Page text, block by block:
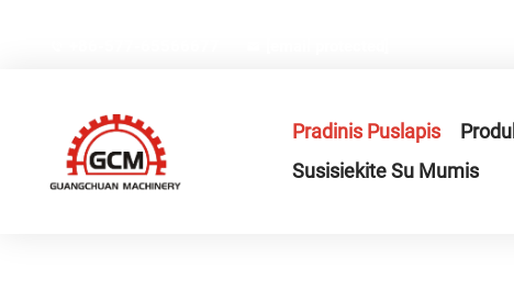
Pradinis Puslapis
Susisiekite Su Mumis